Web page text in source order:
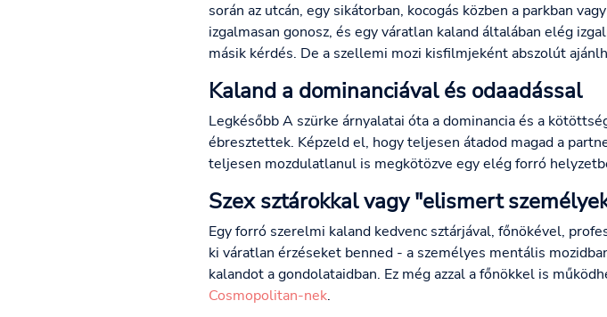
során az utcán, egy sikátorban, kocogás közben a parkban
izgalmasan gonosz, és egy váratlan kaland általában elég
másik kérdés. De a szellemi mozi kisfilmjeként abszolút
Kaland a dominanciával és odaadással
Legkésőbb A szürke árnyalatai óta a dominancia és a
ébresztettek. Képzeld el, hogy teljesen átadod magad a
teljesen mozdulatlanul is megkötözve egy elég forró
Szex sztárokkal vagy "elismert
Egy forró szerelmi kaland kedvenc sztárjával, főnökével,
ki váratlan érzéseket benned - a személyes mentális
kalandot a gondolataidban. Ez még azzal a főnökkel is
Cosmopolitan-nek.